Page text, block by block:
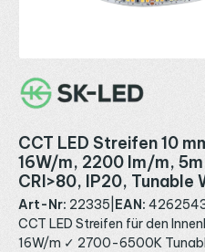
CCT LED Streifen 10
16W/m, 2200 lm/m,
CRI>80, IP20, Tunable
Art-Nr: 22335 EAN:
CCT LED Streifen für den
16W/m ✓ 2700-6500K